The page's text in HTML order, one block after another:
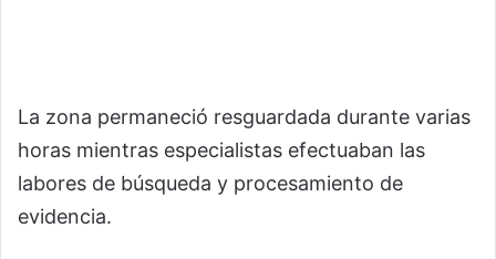
La zona permaneció resguardada durante varias
horas mientras especialistas efectuaban las
labores de búsqueda y procesamiento de
evidencia.